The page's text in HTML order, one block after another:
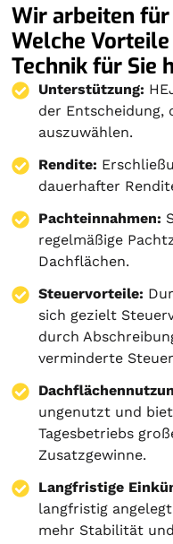
Wir arbeiten für
Welche
Technik für Sie
Unterstützung:
der Entscheidung,
auszuwählen.
Rendite:
dauerhafter
Pachteinnahmen:
regelmäßige
Dachflächen.
Steuervorteile:
sich gezielt
durch
verminderte
ungenutzt und
Tagesbetriebs
Zusatzgewinne.
Langfristige
langfristig
mehr Stabilität